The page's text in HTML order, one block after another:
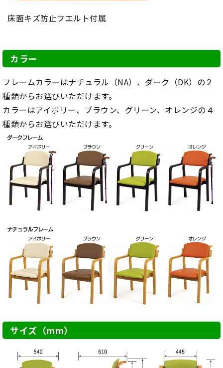
床面キズ防止フエルト付属
カラー
フレームカラーはナチュラル（NA）、ダーク（DK）の２
種類からお選びいただけます。
カラーはアイボリー、ブラウン、グリーン、オレンジの４
種類からお選びいただけます。
サイズ（mm）